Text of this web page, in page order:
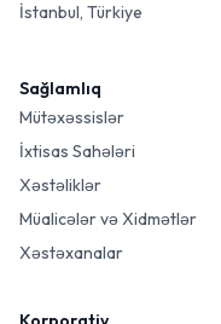
İstanbul, Türkiye
Sağlamlıq
Mütəxəssislər
İxtisas Sahələri
Xəstəliklər
Müalicələr və Xidmətlər
Xəstəxanalar